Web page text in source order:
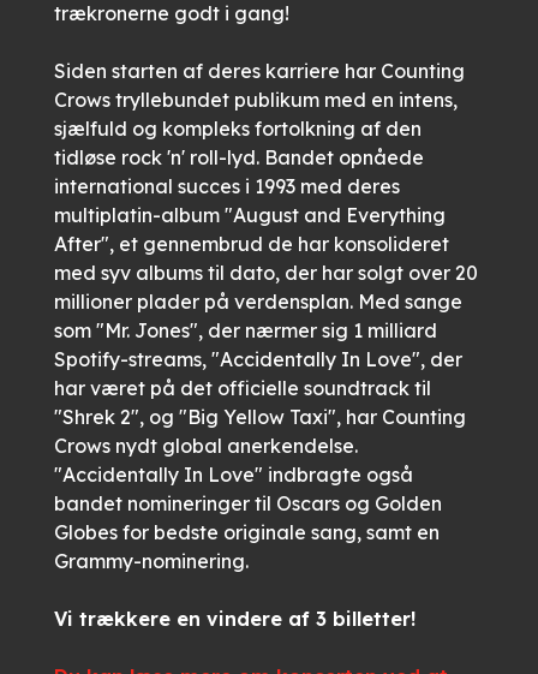
trækronerne godt i gang!
Siden starten af ​​deres karriere har Counting
Crows tryllebundet publikum med en intens,
sjælfuld og kompleks fortolkning af den
tidløse rock 'n' roll-lyd. Bandet opnåede
international succes i 1993 med deres
multiplatin-album "August and Everything
After", et gennembrud de har konsolideret
med syv albums til dato, der har solgt over 20
millioner plader på verdensplan. Med sange
som "Mr. Jones", der nærmer sig 1 milliard
Spotify-streams, "Accidentally In Love", der
har været på det officielle soundtrack til
"Shrek 2", og "Big Yellow Taxi", har Counting
Crows nydt global anerkendelse.
"Accidentally In Love" indbragte også
bandet nomineringer til Oscars og Golden
Globes for bedste originale sang, samt en
Grammy-nominering.
Vi trækkere en vindere af 3 billetter!